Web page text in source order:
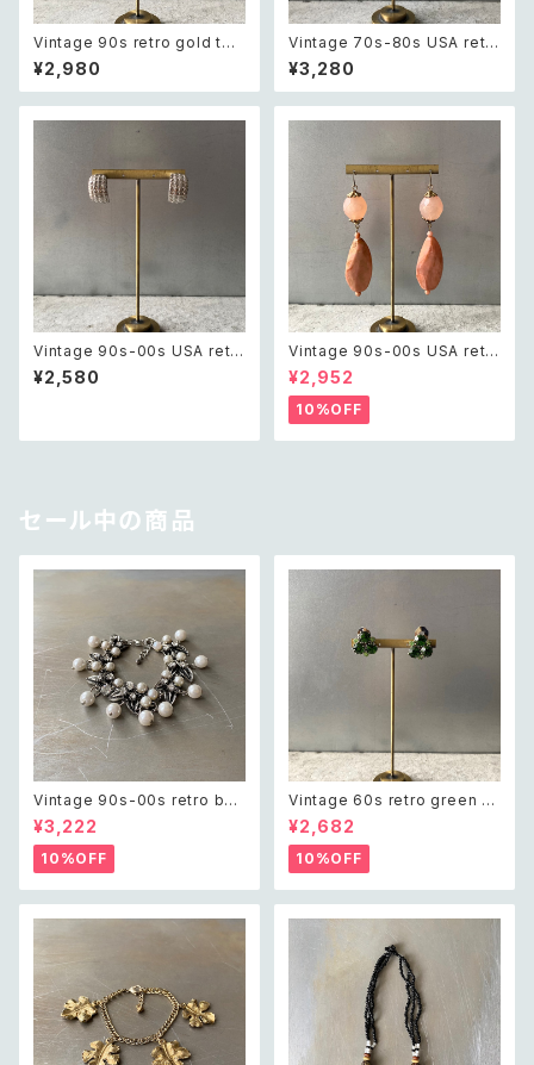
Vintage 90s retro gold ton
e botanical leaf pierce レト
ロ ヴィンテージ アクセサリー ゴ
ールド ボタニカル リーフ ピア
¥2,980
Vintage 70s-80s USA retr
o green tassel beads big
pierce レトロ アメリカ ヴィン
テージ アクセサリー グリーン タ
¥3,280
Vintage 90s-00s USA retr
o textured half hoop pierc
e レトロ アメリカ ヴィンテージ
¥2,580
Vintage 90s-00s USA retr
o pink×gold marble beads
pierce レトロ アメリカ ヴィン
テージ アクセサリー ピンク×ゴ
ールド マーブル ビーズ ピアス/
イヤリング
¥2,952
10%OFF
セール中の商品
Vintage 90s-00s retro bot
anical crystal bijou×pearl
bracelet レトロ ヴィンテージ
アクセサリー ボタニカル クリス
タル ビジュー×パール ブレスレ
ット
¥3,222
10%OFF
Vintage 60s retro green bi
jou earring レトロ ヴィンテー
ジ アクセサリー グリーン ビジュ
ー イヤリング
¥2,682
10%OFF